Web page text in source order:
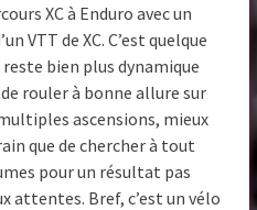
XC à Enduro avec un
VTT de XC. C’est quelque
reste bien plus dynamique
rouler à bonne allure sur
ascensions, mieux
que de chercher à tout
pour un résultat pas
attentes. Bref, c’est un vélo